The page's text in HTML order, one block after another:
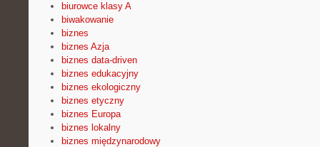
biurowce klasy A
biwakowanie
biznes
biznes Azja
biznes data-driven
biznes edukacyjny
biznes ekologiczny
biznes etyczny
biznes Europa
biznes lokalny
biznes międzynarodowy